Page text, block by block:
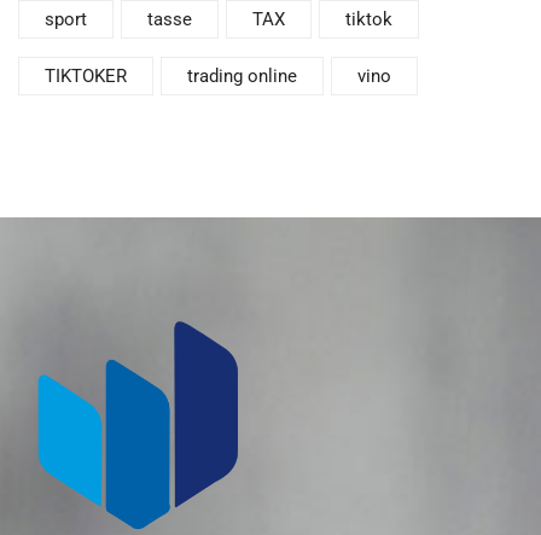
sport tasse TAX tiktok
TIKTOKER trading online vino